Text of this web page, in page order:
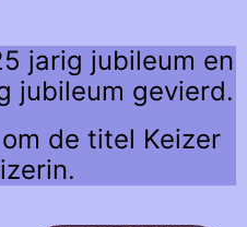
jarig jubileum en
jubileum gevierd.
de titel Keizer